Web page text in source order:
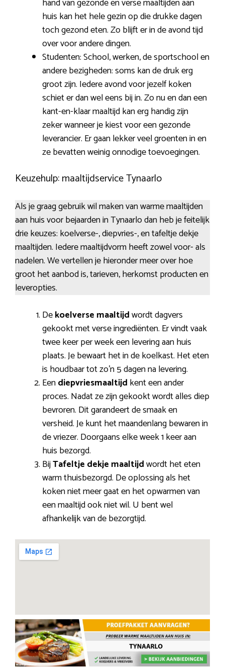
huis kan het hele gezin op die drukke dagen
toch gezond eten. Zo blijft er in de avond tijd
over voor andere dingen.
Studenten: School, werken, de sportschool en
andere bezigheden: soms kan de druk erg
groot zijn. Iedere avond voor jezelf koken
schiet er dan wel eens bij in. Zo nu en dan een
kant-en-klaar maaltijd kan erg handig zijn
zeker wanneer je kiest voor een gezonde
leverancier. Er gaan lekker veel groenten in en
ze bevatten weinig onnodige toevoegingen.
Keuzehulp: maaltijdservice Tynaarlo
Als je graag gebruik wil maken van warme maaltijden
aan huis voor bejaarden in Tynaarlo dan heb je feitelijk
drie keuzes: koelverse-, diepvries-, en tafeltje dekje
maaltijden. Iedere maaltijdvorm heeft zowel voor- als
nadelen. We vertellen je hieronder meer over hoe
groot het aanbod is, tarieven, herkomst producten en
leveropties.
Dekoelverse maaltijdwordt dagvers
gekookt met verse ingrediënten. Er vindt vaak
twee keer per week een levering aan huis
plaats. Je bewaart het in de koelkast. Het eten
is houdbaar tot zo’n 5 dagen na levering.
Eendiepvriesmaaltijd kent een ander
proces. Nadat ze zijn gekookt wordt alles diep
bevroren. Dit garandeert de smaak en
versheid. Je kunt het maandenlang bewaren in
de vriezer. Doorgaans elke week 1 keer aan
huis bezorgd.
BijTafeltje dekje maaltijdwordt het eten
warm thuisbezorgd. De oplossing als het
koken niet meer gaat en het opwarmen van
een maaltijd ook niet wil. U bent wel
afhankelijk van de bezorgtijd.